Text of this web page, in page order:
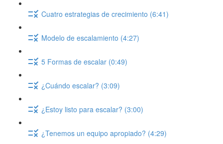
Cuatro estrategias de crecimiento (6:41)
Modelo de escalamiento (4:27)
5 Formas de escalar (0:49)
¿Cuándo escalar? (3:09)
¿Estoy listo para escalar? (3:00)
¿Tenemos un equipo apropiado? (4:29)